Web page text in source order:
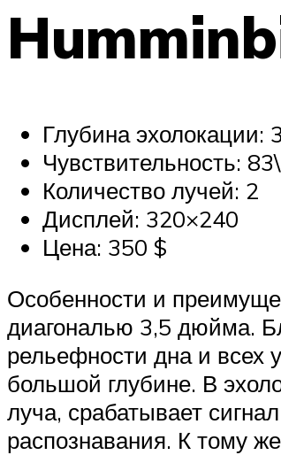
Глубина эхолокации:
Чувствительность:
Количество лучей: 2
Дисплей: 320×240
Цена: 350 $
Особенности и
диагональю 3,5 дюйма.
рельефности дна и всех
большой глубине. В
луча, срабатывает
распознавания. К тому